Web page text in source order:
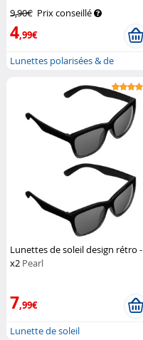
9,90€ Prix conseillé
4,99€
Lunettes polarisées & de
Lunettes de soleil design rétro -
x2 Pearl
7,99€
Lunette de soleil